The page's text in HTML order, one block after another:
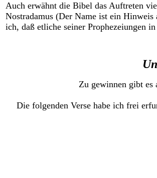
Auch erwähnt die Bibel das Auftreten
Nostradamus (Der Name ist ein Hinweis
ich, daß etliche seiner Prophezeiungen
Zu gewinnen gibt es
Die folgenden Verse habe ich frei